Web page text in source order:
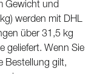
Gewicht und
werden mit DHL
über 31,5 kg
geliefert. Wenn Sie
Bestellung gilt,